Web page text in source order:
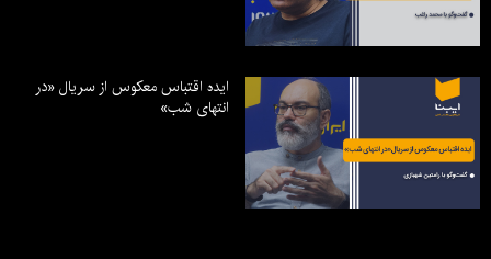
ایده اقتباس معکوس از سریال «در
انتهای شب»